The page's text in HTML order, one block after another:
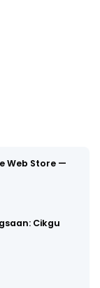
Web Store —
Cikgu